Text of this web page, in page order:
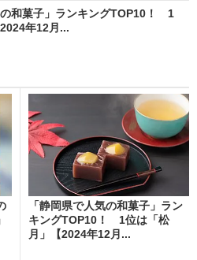
の和菓子」ランキングTOP10！ 1
年12月...
「静岡県で人気の和菓子」ラン
キングTOP10！ 1位は「松
月」【2024年12月...